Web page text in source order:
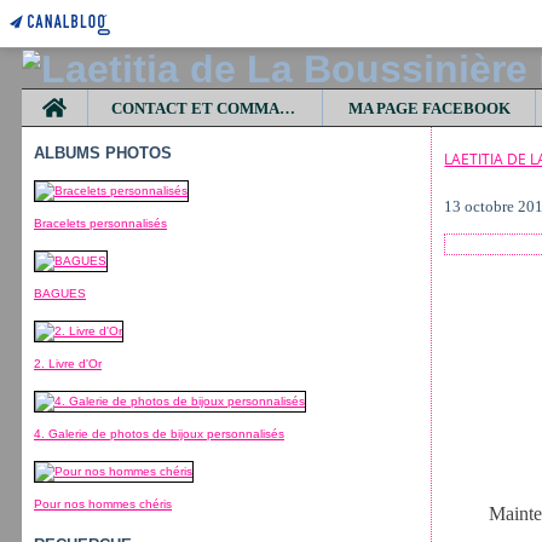
Home
CONTACT ET COMMANDES MA PAGE FACEBOOK
ALBUMS PHOTOS
Bracelets personnalisés
BAGUES
2. Livre d'Or
4. Galerie de photos de bijoux personnalisés
Pour nos hommes chéris
LAETITIA DE
13 octobre